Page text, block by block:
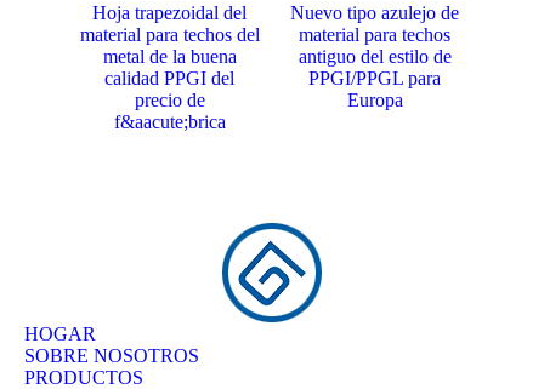
Hoja trapezoidal del
material para techos del
metal de la buena
calidad PPGI del
precio de
f&aacute;brica
Nuevo tipo azulejo de
material para techos
antiguo del estilo de
PPGI/PPGL para
Europa
HOGAR
SOBRE NOSOTROS
PRODUCTOS